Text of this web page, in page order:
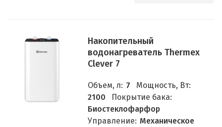
Накопительный
водонагреватель Thermex
Clever 7
Объем, л: 7
Мощность, Вт:
2100
Покрытие бака:
Биостеклофарфор
Управление: Механическое